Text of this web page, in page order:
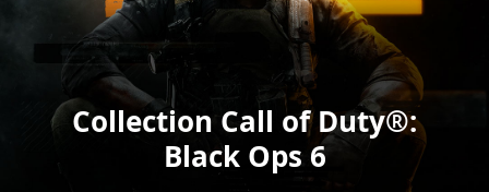
Collection Call of Duty®:
Black Ops 6